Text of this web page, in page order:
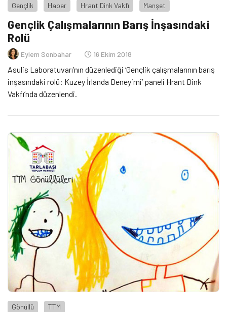
Gençlik Haber Hrant Dink Vakfı Manşet
Gençlik Çalışmalarının Barış İnşasındaki
Rolü
Eylem Sonbahar 16 Ekim 2018
Asulis Laboratuvarı’nın düzenlediği ‘Gençlik çalışmalarının barış
inşasındaki rolü: Kuzey İrlanda Deneyimi’ paneli Hrant Dink
Vakfı’nda düzenlendi.
Gönüllü TTM